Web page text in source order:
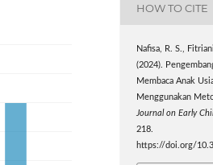
HOW TO CITE
Nafisa, R. S.,
(2024).
Membaca Anak
Menggunakan
Journal on Early
218.
https://doi.org/